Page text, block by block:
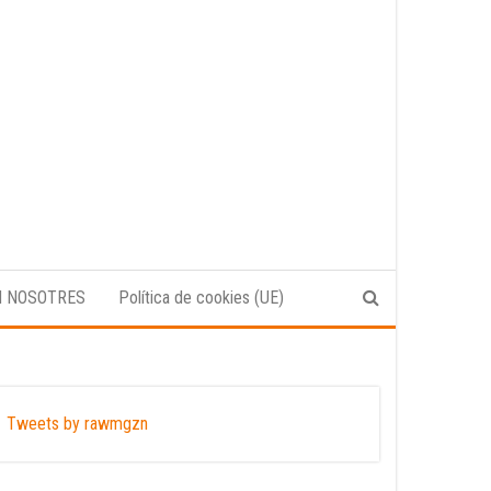
NOSOTRES Política de cookies (UE)
Tweets by rawmgzn